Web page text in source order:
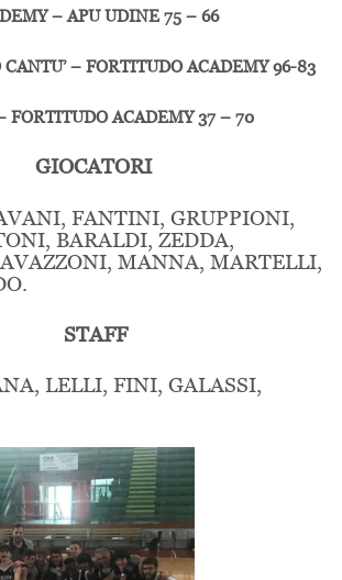
– APU UDINE 75 – 66
– FORTITUDO ACADEMY 96-83
ACADEMY 37 – 70
GIOCATORI
FANTINI, GRUPPIONI,
BARALDI, ZEDDA,
MANNA, MARTELLI,
STAFF
LELLI, FINI, GALASSI,